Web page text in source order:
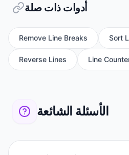
أدوات ذات صلة
Remove Line Breaks Sort
Reverse Lines Line
الأسئلة الشائعة